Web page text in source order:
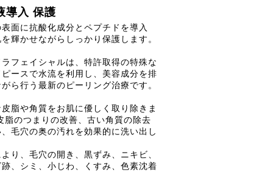
導入 保護
面に抗酸化成分とペプチドを導入
輝かせながらしっかり保護します。
フェイシャルは、特許取得の特殊な
ースで水流を利用し、美容成分を排
ら行う最新のピーリング治療です。
脂や角質をお肌に優しく取り除きま
脂のつまりの改善、古い角質の除去
毛穴の奥の汚れを効果的に洗い出し
り、毛穴の開き、黒ずみ、ニキビ、
、シミ、小じわ、くすみ、色素沈着